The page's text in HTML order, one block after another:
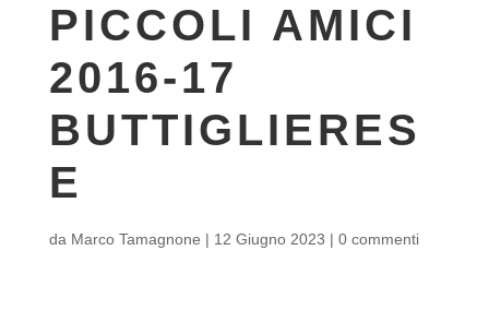
PICCOLI AMICI
2016-17
BUTTIGLIERES
E
da Marco Tamagnone | 12 Giugno 2023 | 0 commenti